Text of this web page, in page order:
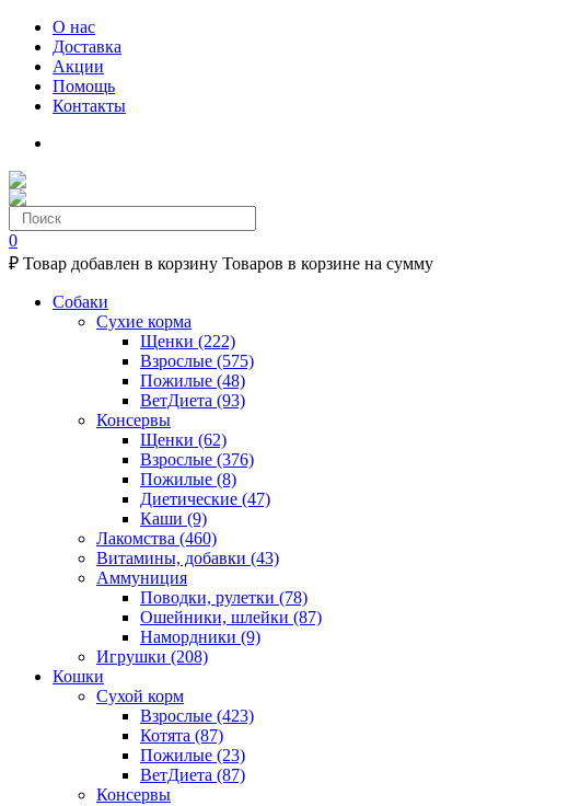
О нас
Доставка
Акции
Помощь
Контакты
0
₽ Товар добавлен в корзину Товаров в корзине на сумму
Собаки
Сухие корма
Щенки (222)
Взрослые (575)
Пожилые (48)
ВетДиета (93)
Консервы
Щенки (62)
Взрослые (376)
Пожилые (8)
Диетические (47)
Каши (9)
Лакомства (460)
Витамины, добавки (43)
Аммуниция
Поводки, рулетки (78)
Ошейники, шлейки (87)
Намордники (9)
Игрушки (208)
Кошки
Сухой корм
Взрослые (423)
Котята (87)
Пожилые (23)
ВетДиета (87)
Консервы